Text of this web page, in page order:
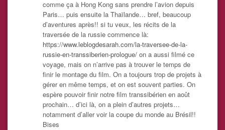
comme ça à Hong Kong sans prendre l’avion depuis
Paris… puis ensuite la Thaïlande… bref, beaucoup
d’aventures après!! si tu veux, les récits de la
traversée de la russie commence là:
https://www.leblogdesarah.com/la-traversee-de-la-
russie-en-transsiberien-prologue/ on a aussi filmé ce
voyage, mais on n’arrive pas à trouver le temps de
finir le montage du film. On a toujours trop de projets à
gérer en même temps, et on est souvent parties. On
espère pouvoir finir notre film transsibérien en août
prochain… d’ici là, on a plein d’autres projets…
notamment d’aller voir la coupe du monde au Brésil!!
Bises